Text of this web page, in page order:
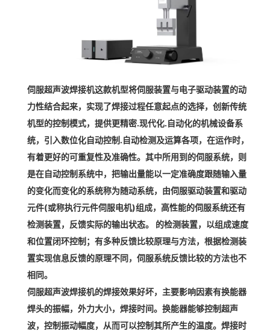
伺服超声波焊接机这款机型将伺服装置与电子驱动装置的动
力性结合起来，实现了焊接过程任意起点的选择，创新传统
机型的控制模式，提供更精密.现代化.自动化的机械设备系
统，引入数位化自动控制.自动检测及运算各项，在运作时，
有着更好的可重复性及准确性。其中所用到的伺服系统，则
是在自动控制系统中，把输出量能以一定准确度跟随输入量
的变化而变化的系统称为随动系统，由伺服驱动装置和驱动
元件(或称执行元件伺服电机)组成，高性能的伺服系统还有
检测装置，反馈实际的输出状态。 的检测装置，以组成速度
和位置闭环控制；有多种反馈比较原理与方法，根据检测装
置实现信息反馈的原理不同，伺服系统反馈比较的方法也不
相同。
伺服超声波焊接机的焊接效果好坏，主要影响因素有换能器
焊头的振幅，外力大小，焊接时间。换能器能够控制超声
波，控制振动幅度，从而可以控制其所产生的温度。焊接时